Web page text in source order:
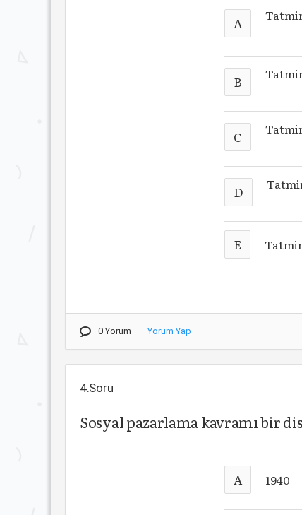
A
B
C
D
E
0 Yorum Yorum Yap
4.Soru
Sosyal pazarlama kavramı bir
A 1940